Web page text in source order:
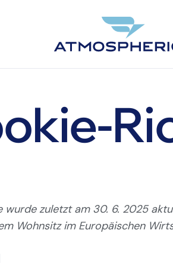
wurde zuletzt am 30. 6. 2025
Wohnsitz im Europäischen